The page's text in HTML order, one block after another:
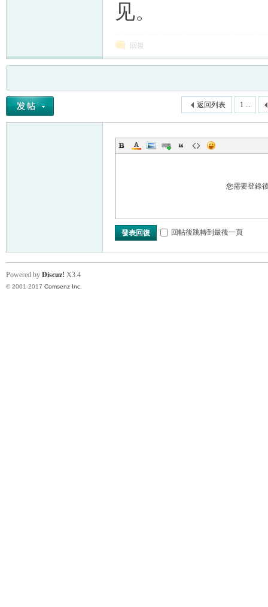
见。
回復
1 ...
返回列表
您需要登錄
發表回復 回帖後跳轉到最後一頁
Powered by Discuz! X3.4
© 2001-2017 Comsenz Inc.